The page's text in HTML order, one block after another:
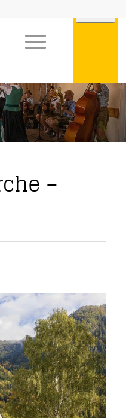
–